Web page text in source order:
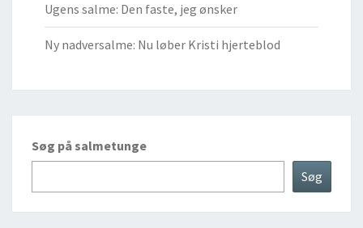
Ugens salme: Den faste, jeg ønsker
Ny nadversalme: Nu løber Kristi hjerteblod
Søg på salmetunge
Søg